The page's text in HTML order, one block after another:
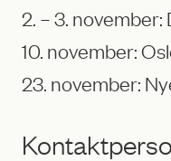
2. – 3.
10. november:
23. november: